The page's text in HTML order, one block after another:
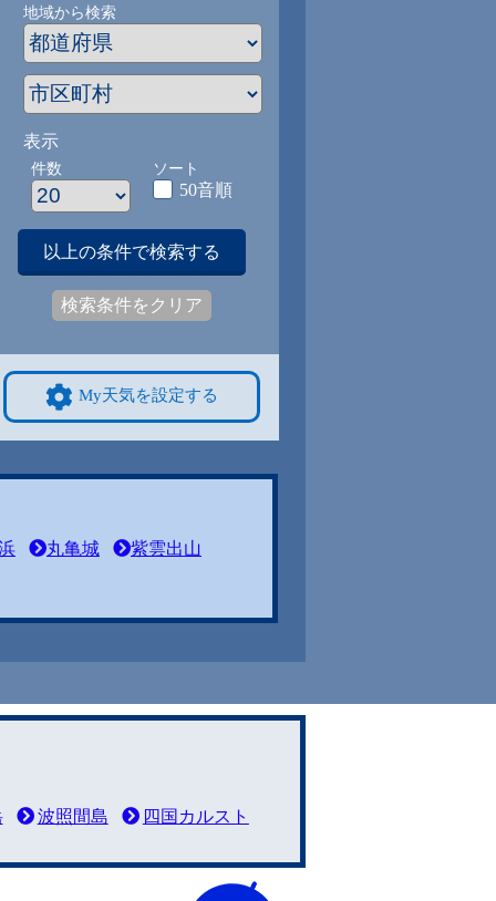
地域から検索
表示
件数 ソート
50音順
以上の条件で検索する
検索条件をクリア
My天気を設定する
丸亀城 紫雲出山
波照間島 四国カルスト